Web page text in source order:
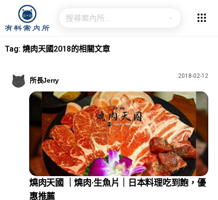
Tag: 燒肉天國2018的相關文章
所長Jerry
2018-02-12
燒肉天國 ｜燒肉·生魚片｜日本料理吃到飽，優
惠推薦